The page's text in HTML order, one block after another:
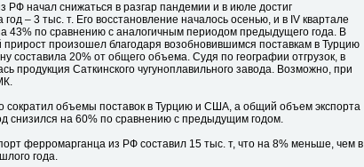
РФ начал снижаться в разгар пандемии и в июле достиг
– 3 тыс. т. Его восстановление началось осенью, и в IV квартале
43% по сравнению с аналогичным периодом предыдущего года. В
произошел благодаря возобновившимся поставкам в Турцию
составила 20% от общего объема. Судя по географии отгрузок, в
продукция Саткинского чугуноплавильного завода. Возможно, при
сократил объемы поставок в Турцию и США, а общий объем экспорта
снизился на 60% по сравнению с предыдущим годом.
ферромарганца из РФ составил 15 тыс. т, что на 8% меньше, чем в
года.